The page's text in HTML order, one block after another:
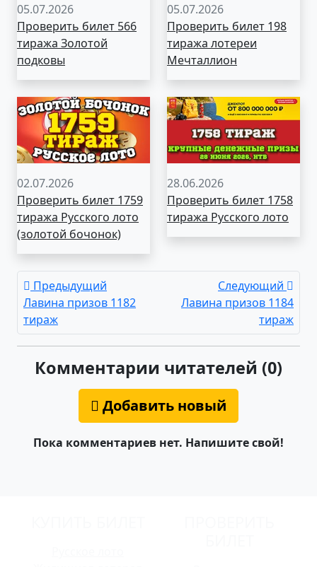
05.07.2026
Проверить билет 566
тиража Золотой
подковы
05.07.2026
Проверить билет 198
тиража лотереи
Мечталлион
02.07.2026
Проверить билет 1759
тиража Русского лото
(золотой бочонок)
28.06.2026
Проверить билет 1758
тиража Русского лото
Предыдущий
Лавина призов 1182
тираж
Следующий
Лавина призов 1184
тираж
Комментарии читателей (0)
Добавить новый
Пока комментариев нет. Напишите свой!